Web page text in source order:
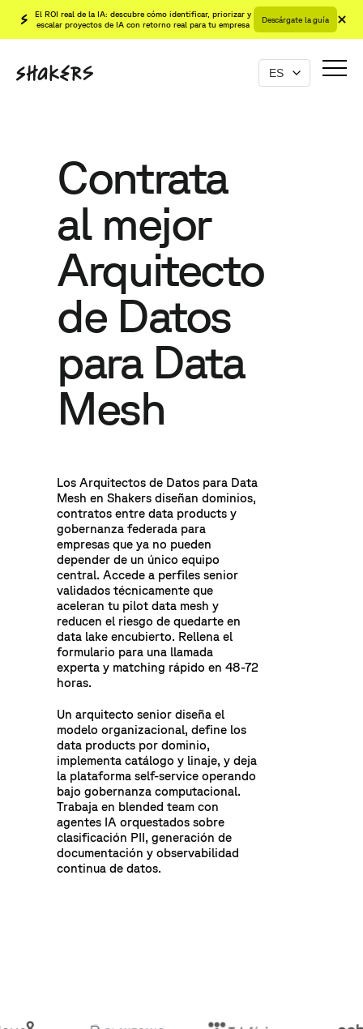
El ROI real de la IA: descubre cómo identificar, priorizar y
escalar proyectos de IA con retorno real para tu empresa
Descárgate la guía
Contrata
al mejor
Arquitecto
de Datos
para Data
Mesh
Los Arquitectos de Datos para Data
Mesh en Shakers diseñan dominios,
contratos entre data products y
gobernanza federada para
empresas que ya no pueden
depender de un único equipo
central. Accede a perfiles senior
validados técnicamente que
aceleran tu pilot data mesh y
reducen el riesgo de quedarte en
data lake encubierto. Rellena el
formulario para una llamada
experta y matching rápido en 48-72
horas.
Un arquitecto senior diseña el
modelo organizacional, define los
data products por dominio,
implementa catálogo y linaje, y deja
la plataforma self-service operando
bajo gobernanza computacional.
Trabaja en blended team con
agentes IA orquestados sobre
clasificación PII, generación de
documentación y observabilidad
continua de datos.